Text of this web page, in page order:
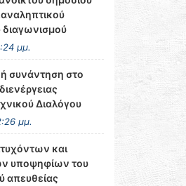
διαγωνισμού
μμ.
συνάντηση στο
Διαλόγου
μμ.
και
υποψηφίων του
απευθείας